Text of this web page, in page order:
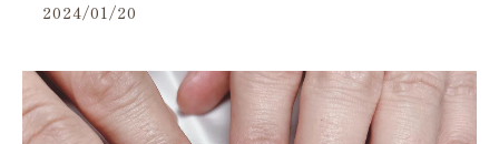
2024/01/20